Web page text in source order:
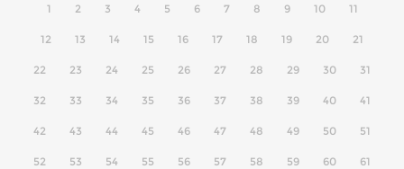
1 2 3 4 5 6 7 8 9 10 11
12 13 14 15 16 17 18 19 20 21
22 23 24 25 26 27 28 29 30 31
32 33 34 35 36 37 38 39 40 41
42 43 44 45 46 47 48 49 50 51
52 53 54 55 56 57 58 59 60 61